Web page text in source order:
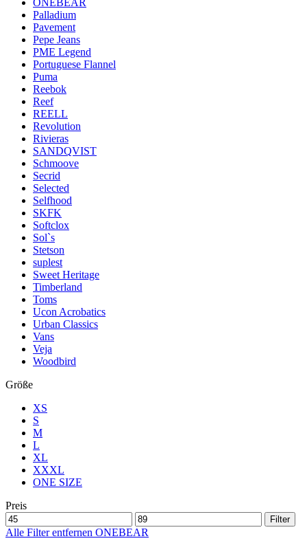
ONEBEAR
Palladium
Pavement
Pepe Jeans
PME Legend
Portuguese Flannel
Puma
Reebok
Reef
REELL
Revolution
Rivieras
SANDQVIST
Schmoove
Secrid
Selected
Selfhood
SKFK
Softclox
Sol`s
Stetson
suplest
Sweet Heritage
Timberland
Toms
Ucon Acrobatics
Urban Classics
Vans
Veja
Woodbird
Größe
XS
S
M
L
XL
XXXL
ONE SIZE
Preis
Alle Filter entfernen ONEBEAR